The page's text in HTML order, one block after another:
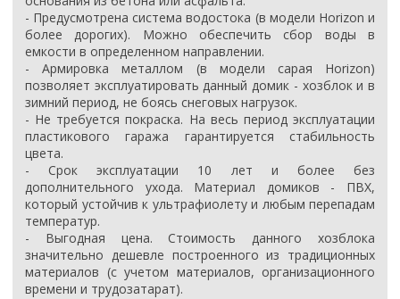
- Предусмотрена система водостока (в модели Horizon и
более дорогих). Можно обеспечить сбор воды в
емкости в определенном направлении.
- Армировка металлом (в модели сарая Horizon)
позволяет эксплуатировать данный домик - хозблок и в
зимний период, не боясь снеговых нагрузок.
- Не требуется покраска. На весь период эксплуатации
пластикового гаража гарантируется стабильность
цвета.
- Срок эксплуатации 10 лет и более без
дополнительного ухода. Материал домиков - ПВХ,
который устойчив к ультрафиолету и любым перепадам
температур.
- Выгодная цена. Стоимость данного хозблока
значительно дешевле построенного из традиционных
материалов (с учетом материалов, организационного
времени и трудозатарат).